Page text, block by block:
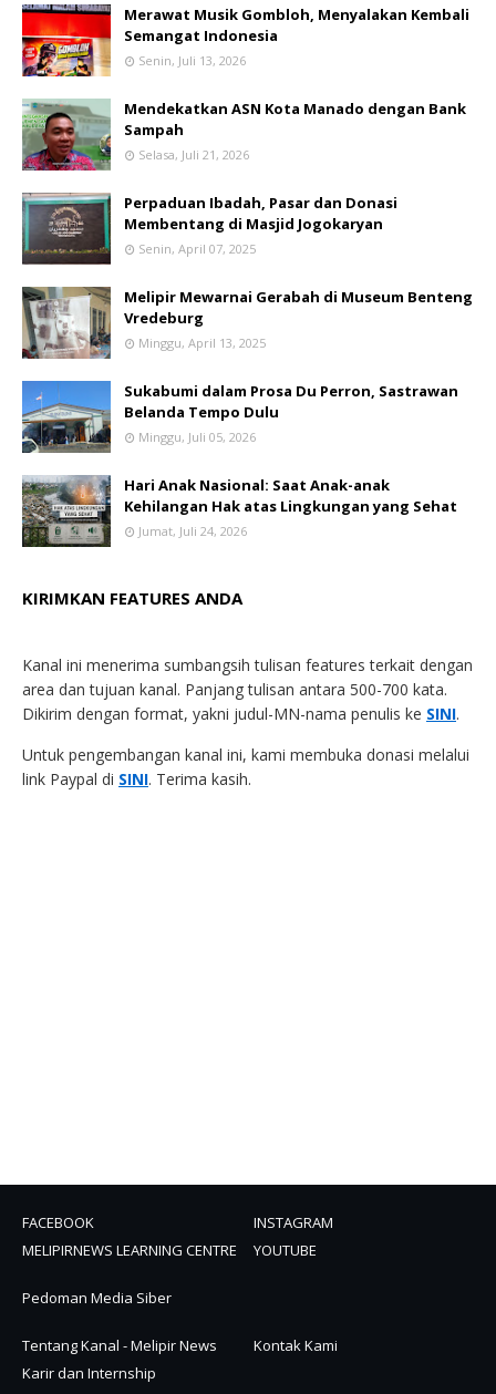
Merawat Musik Gombloh, Menyalakan Kembali
Semangat Indonesia
Senin, Juli 13, 2026
Mendekatkan ASN Kota Manado dengan Bank
Sampah
Selasa, Juli 21, 2026
Perpaduan Ibadah, Pasar dan Donasi
Membentang di Masjid Jogokaryan
Senin, April 07, 2025
Melipir Mewarnai Gerabah di Museum Benteng
Vredeburg
Minggu, April 13, 2025
Sukabumi dalam Prosa Du Perron, Sastrawan
Belanda Tempo Dulu
Minggu, Juli 05, 2026
Hari Anak Nasional: Saat Anak-anak
Kehilangan Hak atas Lingkungan yang Sehat
Jumat, Juli 24, 2026
KIRIMKAN FEATURES ANDA
Kanal ini menerima sumbangsih tulisan features terkait dengan
area dan tujuan kanal. Panjang tulisan antara 500-700 kata.
Dikirim dengan format, yakni judul-MN-nama penulis ke SINI.
Untuk pengembangan kanal ini, kami membuka donasi melalui
link Paypal di SINI. Terima kasih.
FACEBOOK
INSTAGRAM
MELIPIRNEWS LEARNING CENTRE
YOUTUBE
Pedoman Media Siber
Tentang Kanal - Melipir News
Kontak Kami
Karir dan Internship